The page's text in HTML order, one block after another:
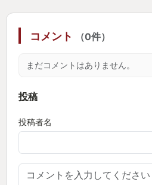
コメント （0件）
まだコメントはありません。
投稿
投稿者名